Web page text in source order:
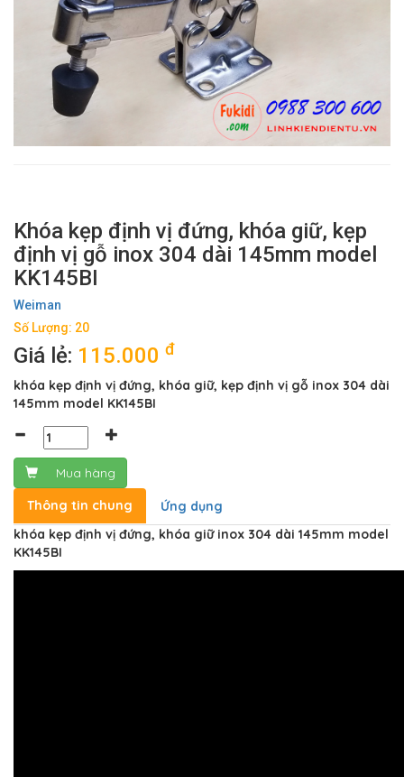
Khóa kẹp định vị đứng, khóa giữ, kẹp
định vị gỗ inox 304 dài 145mm model
KK145BI
Weiman
Số Lượng: 20
Giá lẻ: 115.000 đ
khóa kẹp định vị đứng, khóa giữ, kẹp định vị gỗ inox 304 dài
145mm model KK145BI
Mua hàng
Thông tin chung
Ứng dụng
khóa kẹp định vị đứng, khóa giữ inox 304 dài 145mm model
KK145BI